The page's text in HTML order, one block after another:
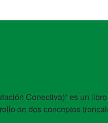
Conectiva)” es un
de dos conceptos